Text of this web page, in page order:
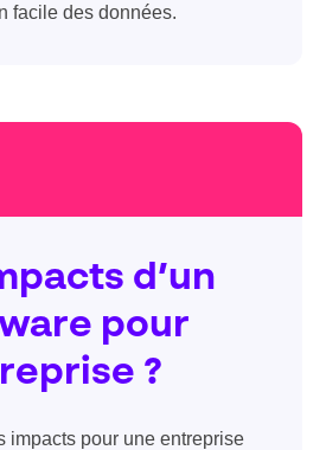
facile des données.
d’un
pour
?
impacts pour une entreprise